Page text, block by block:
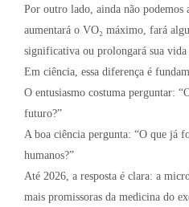
Por outro lado, ainda não
aumentará o VO₂ máximo, fará
significativa ou prolongará sua vida
Em ciência, essa diferença é
O entusiasmo costuma perguntar:
futuro?”
A boa ciência pergunta: “O que já
humanos?”
Até 2026, a resposta é clara: a
mais promissoras da medicina do